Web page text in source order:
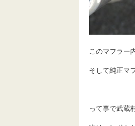
このマフラー
そして純正マ
って事で武蔵